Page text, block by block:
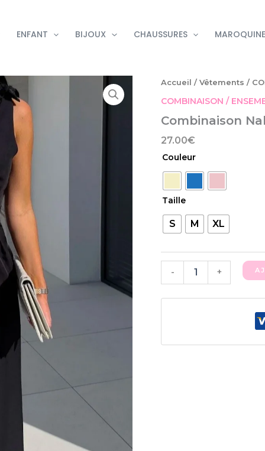
ENFANT BIJOUX CHAUSSURES
Accueil / Vêtements /
COMBINAISON /
Combinaison
27.00€
Couleur
Taille
S M XL
-
quantité
Combinaison
Nala
+